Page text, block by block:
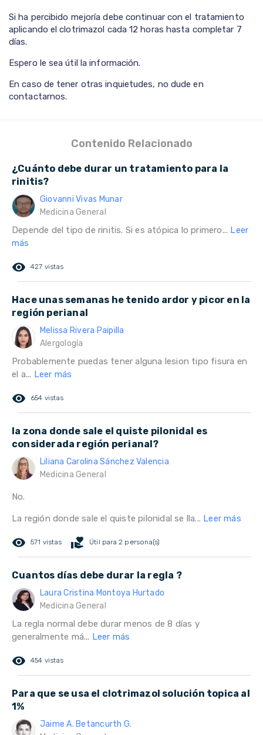
Si ha percibido mejoría debe continuar con el tratamiento
aplicando el clotrimazol cada 12 horas hasta completar 7
días.
Espero le sea útil la información.
En caso de tener otras inquietudes, no dude en
contactarnos.
Contenido Relacionado
¿Cuánto debe durar un tratamiento para la
rinitis?
Giovanni Vivas Munar
Medicina General
Depende del tipo de rinitis. Si es atópica lo primero... Leer
más
remove_red_eye 427 vistas
Hace unas semanas he tenido ardor y picor en la
región perianal
Melissa Rivera Paipilla
Alergología
Probablemente puedas tener alguna lesion tipo fisura en
el a... Leer más
remove_red_eye 654 vistas
la zona donde sale el quiste pilonidal es
considerada región perianal?
Liliana Carolina Sánchez Valencia
Medicina General
No.
La región donde sale el quiste pilonidal se lla... Leer más
remove_red_eye 571 vistas volunteer_activism Útil para 2 persona(s)
Cuantos días debe durar la regla ?
Laura Cristina Montoya Hurtado
Medicina General
La regla normal debe durar menos de 8 días y
generalmente má... Leer más
remove_red_eye 454 vistas
Para que se usa el clotrimazol solución topica al
1%
Jaime A. Betancurth G.